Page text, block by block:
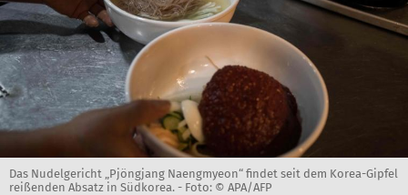
Das Nudelgericht „Pjöngjang Naengmyeon“ findet seit dem Korea-Gipfel
reißenden Absatz in Südkorea. - Foto: © APA/AFP